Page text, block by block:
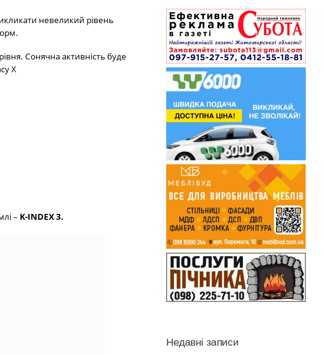
невеликий рівень
Сонячна активність буде
X
– K-INDEX 3.
Недавні записи